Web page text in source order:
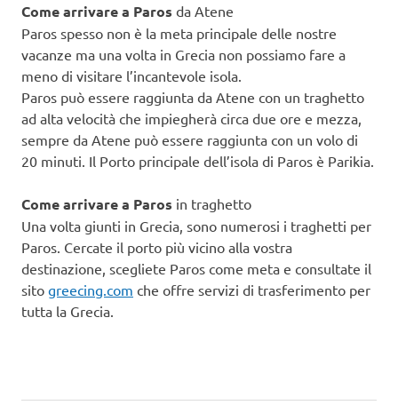
Come arrivare a Paros da Atene
Paros spesso non è la meta principale delle nostre
vacanze ma una volta in Grecia non possiamo fare a
meno di visitare l’incantevole isola.
Paros può essere raggiunta da Atene con un traghetto
ad alta velocità che impiegherà circa due ore e mezza,
sempre da Atene può essere raggiunta con un volo di
20 minuti. Il Porto principale dell’isola di Paros è Parikia.
Come arrivare a Paros in traghetto
Una volta giunti in Grecia, sono numerosi i traghetti per
Paros. Cercate il porto più vicino alla vostra
destinazione, scegliete Paros come meta e consultate il
sito greecing.com che offre servizi di trasferimento per
tutta la Grecia.